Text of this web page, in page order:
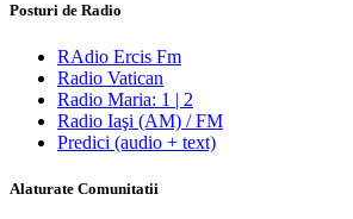
Posturi de Radio
RAdio Ercis Fm
Radio Vatican
Radio Maria: 1 | 2
Radio Iaşi (AM) / FM
Predici (audio + text)
Alaturate Comunitatii